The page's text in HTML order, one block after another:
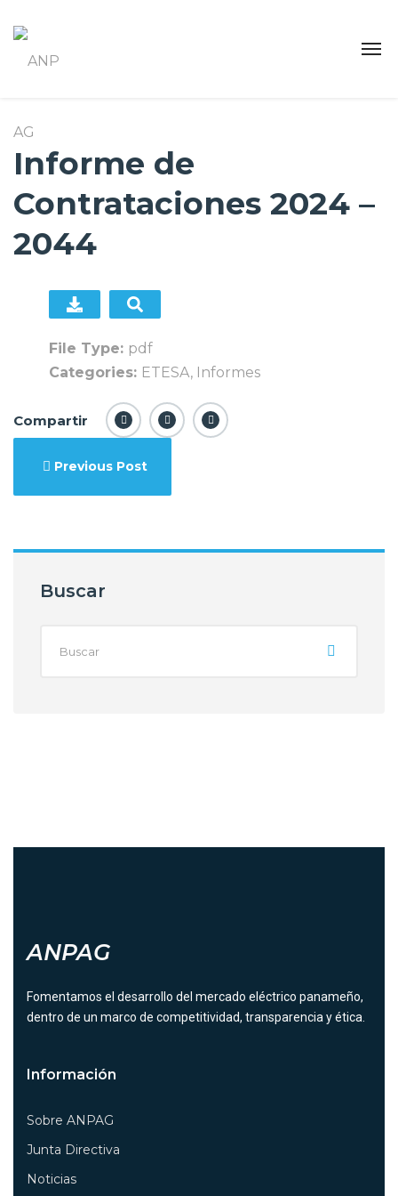
Informe de
Contrataciones 2024 –
2044
File Type: pdf
Categories: ETESA, Informes
Compartir
Previous Post
Buscar
ANPAG
Fomentamos el desarrollo del mercado eléctrico panameño,
dentro de un marco de competitividad, transparencia y ética.
Información
Sobre ANPAG
Junta Directiva
Noticias